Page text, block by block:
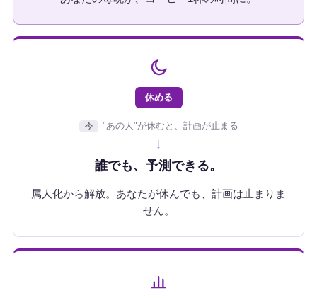
休める
今 "あの人"が休むと、計画が止まる
↓
誰でも、予測できる。
属人化から解放。あなたが休んでも、計画は止まりま
せん。